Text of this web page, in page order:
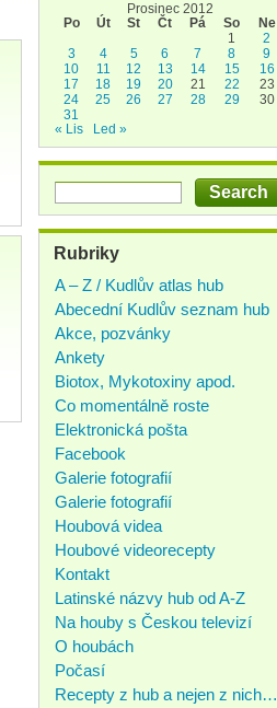
Prosinec 2012
Po
Út St Čt Pá So
Ne
1
2
3
4 5 6 7 8
9
10
11 12 13 14 15
16
17
18 19 20 21 22
23
24
25 26 27 28 29
30
31
« Lis
Led »
Rubriky
A – Z / Kudlův atlas hub
Abecední Kudlův seznam hub
Akce, pozvánky
Ankety
Biotox, Mykotoxiny apod.
Co momentálně roste
Elektronická pošta
Facebook
Galerie fotografií
Galerie fotografií
Houbová videa
Houbové videorecepty
Kontakt
Latinské názvy hub od A-Z
Na houby s Českou televizí
O houbách
Počasí
Recepty z hub a nejen z nich…